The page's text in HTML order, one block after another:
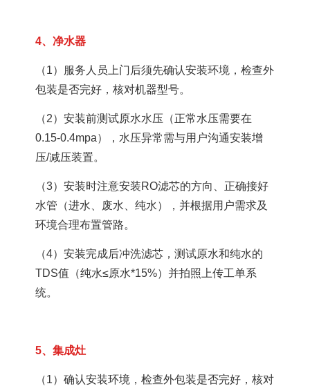
4、净水器
（1）服务人员上门后须先确认安装环境，检查外
包装是否完好，核对机器型号。
（2）安装前测试原水水压（正常水压需要在
0.15-0.4mpa），水压异常需与用户沟通安装增
压/减压装置。
（3）安装时注意安装RO滤芯的方向、正确接好
水管（进水、废水、纯水），并根据用户需求及
环境合理布置管路。
（4）安装完成后冲洗滤芯，测试原水和纯水的
TDS值（纯水≤原水*15%）并拍照上传工单系
统。
5、集成灶
（1）确认安装环境，检查外包装是否完好，核对